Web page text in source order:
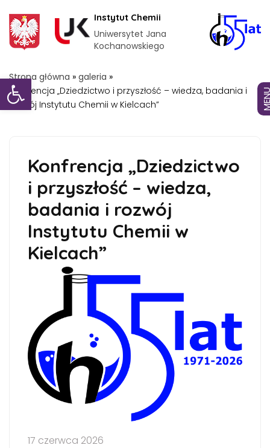
Otwórz pasek narzędzi
Instytut Chemii
Uniwersytet Jana
Kochanowskiego
Strona główna » galeria »
Konfrencja „Dziedzictwo i przyszłość – wiedza, badania i
rozwój Instytutu Chemii w Kielcach”
Konfrencja „Dziedzictwo
i przyszłość – wiedza,
badania i rozwój
Instytutu Chemii w
Kielcach”
17 czerwca 2026